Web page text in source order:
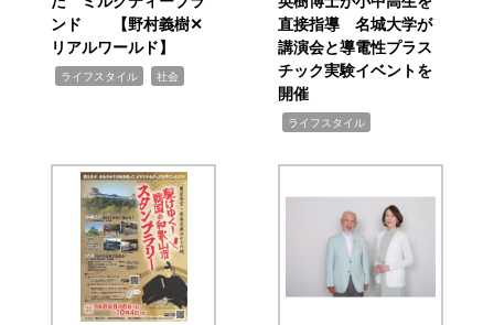
ンド 【野村義樹✕
リアルワールド】
ライフスタイル 社会
直接指導 名城大学が
講演会と導電性プラス
チック実験イベントを
開催
ライフスタイル